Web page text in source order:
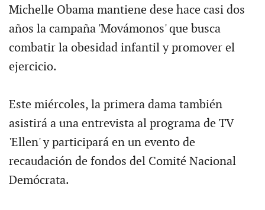
Michelle Obama mantiene dese hace casi dos
años la campaña 'Movámonos' que busca
combatir la obesidad infantil y promover el
ejercicio.
Este miércoles, la primera dama también
asistirá a una entrevista al programa de TV
'Ellen' y participará en un evento de
recaudación de fondos del Comité Nacional
Demócrata.